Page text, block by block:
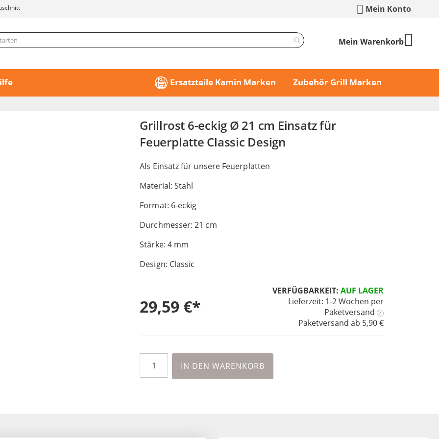
Mein Konto
Mein Warenkorb
Ersatzteile Kamin Marken Zubehör Grill Marken
Grillrost 6-eckig Ø 21 cm Einsatz für
Feuerplatte Classic Design
Als Einsatz für unsere Feuerplatten
Material: Stahl
Format: 6-eckig
Durchmesser: 21 cm
Stärke: 4 mm
Design: Classic
VERFÜGBARKEIT: AUF LAGER
Lieferzeit: 1-2 Wochen per
Paketversand
?
Paketversand ab 5,90 €
29,59 €
IN DEN WARENKORB